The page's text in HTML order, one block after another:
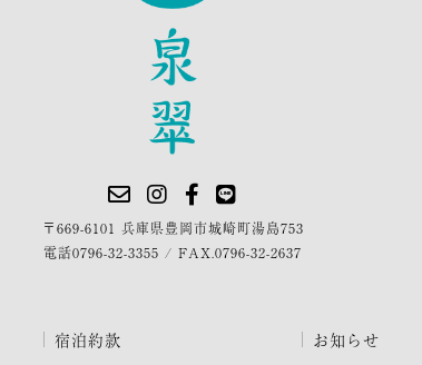
〒669-6101 兵庫県豊岡市城崎町湯島753
電話0796-32-3355 / FAX.0796-32-2637
宿泊約款 お知らせ